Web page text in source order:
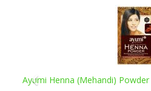
Ayumi Henna (Mehandi)